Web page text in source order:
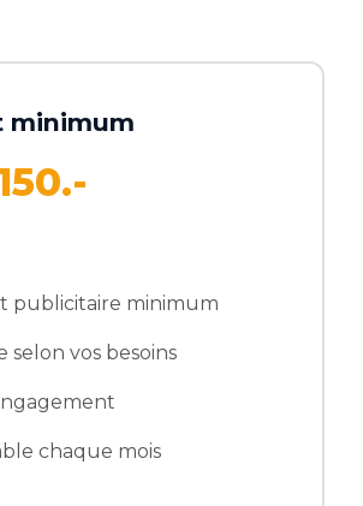
minimum
publicitaire minimum
selon vos besoins
chaque mois